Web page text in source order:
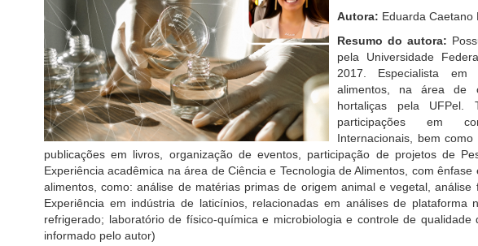
Autora: Eduarda Caetano
Resumo do autora:
pela Universidade
2017. Especialista
alimentos, na área de
hortaliças pela UFPel.
participações em
Internacionais, bem
publicações em livros, organização de eventos, participação de projetos de
Experiência acadêmica na área de Ciência e Tecnologia de Alimentos, com
alimentos, como: análise de matérias primas de origem animal e vegetal, análise
Experiência em indústria de laticínios, relacionadas em análises de plataforma
refrigerado; laboratório de físico-química e microbiologia e controle de qualidade
informado pelo autor)